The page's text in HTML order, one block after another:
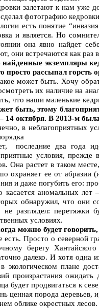
залетают к нам уже
фотографию
есть понятие
и является. Но
она явно найдет
они встречаются как раз
найденные экземпляры
просто рассыпал горсть
может быть. Хочу
их наличие на
что наши маленькие
быть, этому
14 октября. В 2013-м
в неблагоприятных
последние два года
условия,
Она растет в таком
охраняет ее от абразии
и даже погубить его:
касается аномальных лет
обнаружил, что они
не разглядел: перетяжки
условиях.
можно будет
есть. Просто о северной
берегу
далеко. И хотя одна
экологическом плане
произрастания
будет продвигаться к
ценная порода деревьев,
облике окрестных